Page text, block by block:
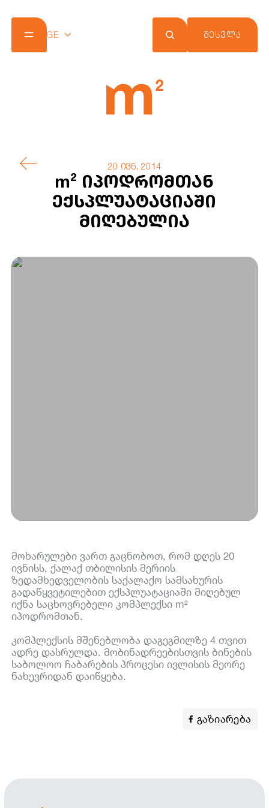
GE ᲨᲔᲡᲕᲚᲐ
20 ივნ, 2014
m² იპოდრომთან
ექსპლუატაციაში
მიღებულია
მოხარულები ვართ გაცნობოთ, რომ დღეს 20
ივნისს, ქალაქ თბილისის მერიის
ზედამხედველობის საქალაქო სამსახურის
გადაწყვეტილებით ექსპლუატაციაში მიღებულ
იქნა საცხოვრებელი კომპლექსი m²
იპოდრომთან.
კომპლექსის მშენებლობა დაგეგმილზე 4 თვით
ადრე დასრულდა. მობინადრეებისთვის ბინების
საბოლოო ჩაბარების პროცესი ივლისის მეორე
ნახევრიდან დაიწყება.
გაზიარება